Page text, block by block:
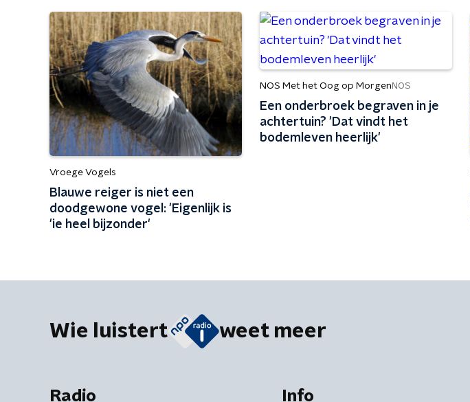
Vroege Vogels
Blauwe reiger is niet een
doodgewone vogel: 'Eigenlijk is
'ie heel bijzonder'
NOS Met het Oog op Morgen NOS
Een onderbroek begraven in je
achtertuin? 'Dat vindt het
bodemleven heerlijk'
Wie luistert weet meer
Radio Info